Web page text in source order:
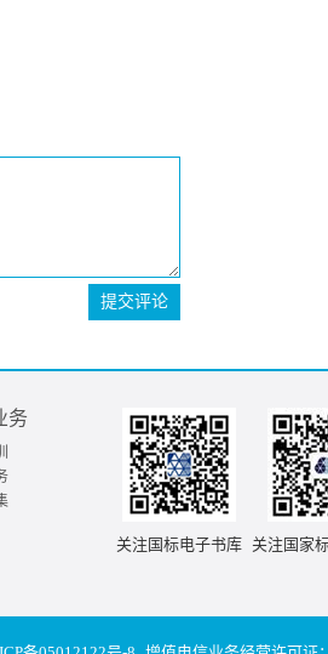
提交评论
务
关注国标电子书库 关注国家